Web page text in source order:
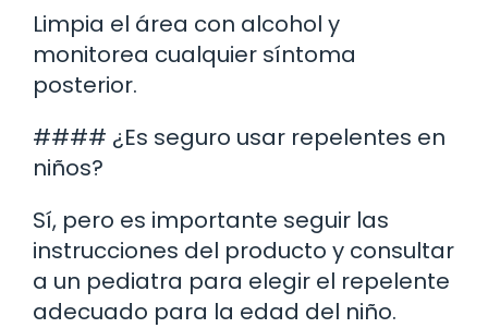
Limpia el área con alcohol y
monitorea cualquier síntoma
posterior.
#### ¿Es seguro usar repelentes en
niños?
Sí, pero es importante seguir las
instrucciones del producto y consultar
a un pediatra para elegir el repelente
adecuado para la edad del niño.